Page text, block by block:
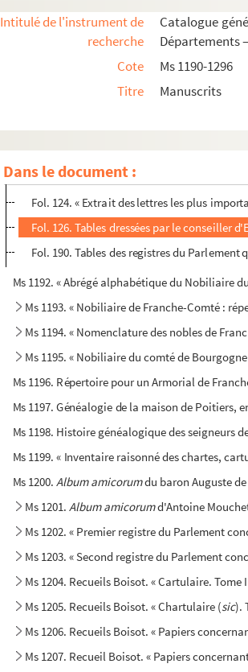
Intitulé de l'instrument de
recherche
Catalogue
Départements
Cote
Ms 1190-1296
Titre
Manuscrits
Dans le document :
Ms 1190. « Recherches curieuses tiréez des
Ms 1191. Anoblissements en Franche-Comté
Fol. 15. « Estat des lettres de comte,
Fol. 19. « Patentes de noblesse registrées
Fol. 37. Patentes de reprises de fief et
Fol. 124. « Extrait des lettres les plus
Fol. 126. Tables dressées par le conseiller
Fol. 190. Tables des registres du
Ms 1192. « Abrégé alphabétique du Nobiliaire
Ms 1193. « Nobiliaire de Franche-Comté :
Ms 1194. « Nomenclature des nobles de
Ms 1195. « Nobiliaire du comté de
Ms 1196. Répertoire pour un Armorial de
Ms 1197. Généalogie de la maison de Poitiers,
Ms 1198. Histoire généalogique des seigneurs
Ms 1199. « Inventaire raisonné des chartes,
Ms 1200.Album amicorumdu baron Auguste
Ms 1201.Album amicorumd'Antoine
Ms 1202. « Premier registre du Parlement
Ms 1203. « Second registre du Parlement
Ms 1204. Recueils Boisot. « Cartulaire. Tome
Ms 1205. Recueils Boisot. « Chartulaire (sic).
Ms 1206. Recueils Boisot. « Papiers
Ms 1207. Recueil Boisot. « Papiers